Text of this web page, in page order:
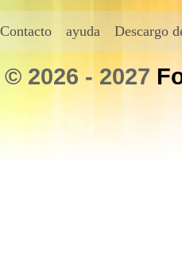
Contacto ayuda Descargo
2026 - 2027